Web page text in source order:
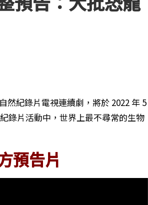
紀錄片電視連續劇，將於 2022 年 5
錄片活動中，世界上最不尋常的生物
預告片